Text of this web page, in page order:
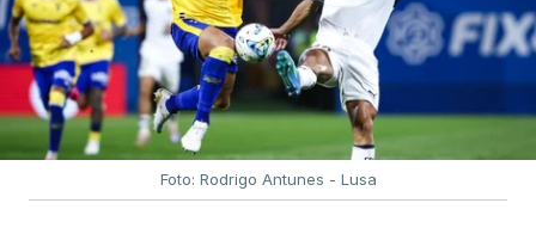
Foto: Rodrigo Antunes - Lusa